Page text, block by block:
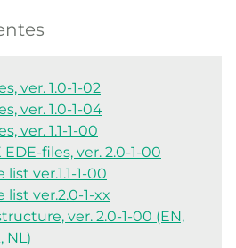
ver. 1.0-1-02
ver. 1.0-1-04
ver. 1.1-1-00
EDE-files, ver. 2.0-1-00
list ver.1.1-1-00
list ver.2.0-1-xx
ver. 2.0-1-00 (EN,
NL)